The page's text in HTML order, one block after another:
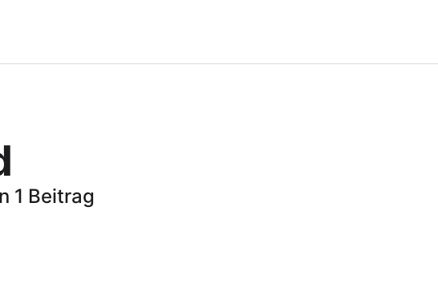
1 Beitrag